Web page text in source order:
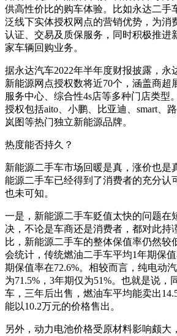
供高性价比的购车体验。比如永达二手
泛线下实体授权网点的营销优势，为消
认证、交易及质保服务，同时积极推进
家车辆回购业务。
据永达汽车2022年半年度财报披露，永
新能源网点授权数将近70个，涵盖商超
服务中心、综合性4s店等多种门店类型
授权包括aito、小鹏、比亚迪、smart、
岚图等热门独立新能源品牌。
热度能否持久？
新能源二手车市场回暖是真，涨价也是
能源二手车已经得到了消费者的充分认
也未可知。
一是，新能源二手车贬值太快的问题在
决，不论是车商还是消费者，都对此持
比，新能源二手车的整体保值率仍然较
会统计，传统燃油二手车平均1年期保
期保值率在72.6%。相较而言，纯电动
为71.5%，3年期仅为51%。也就是说，
车，三年后出售，燃油车平均能卖出
能以10.2万元的价格售出。
另外，动力电池价格受原材料影响颇大